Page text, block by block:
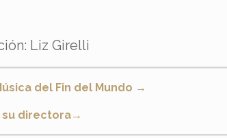
Liz Girelli
del Fin del Mundo →
su directora→